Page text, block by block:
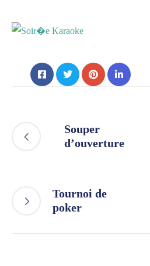
Souper
d’ouverture
Tournoi de
poker